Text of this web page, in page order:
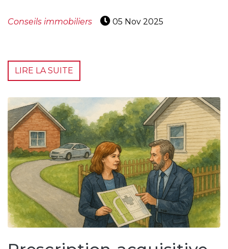
Conseils immobiliers 05 Nov 2025
LIRE LA SUITE